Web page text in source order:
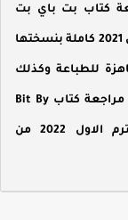
كتاب بت باي بت
للصف الخامس الابتدائي الترم الاول 2021 كاملة بنسختها
للطباعة وكذلك
مراجعة كتاب Bit By
من